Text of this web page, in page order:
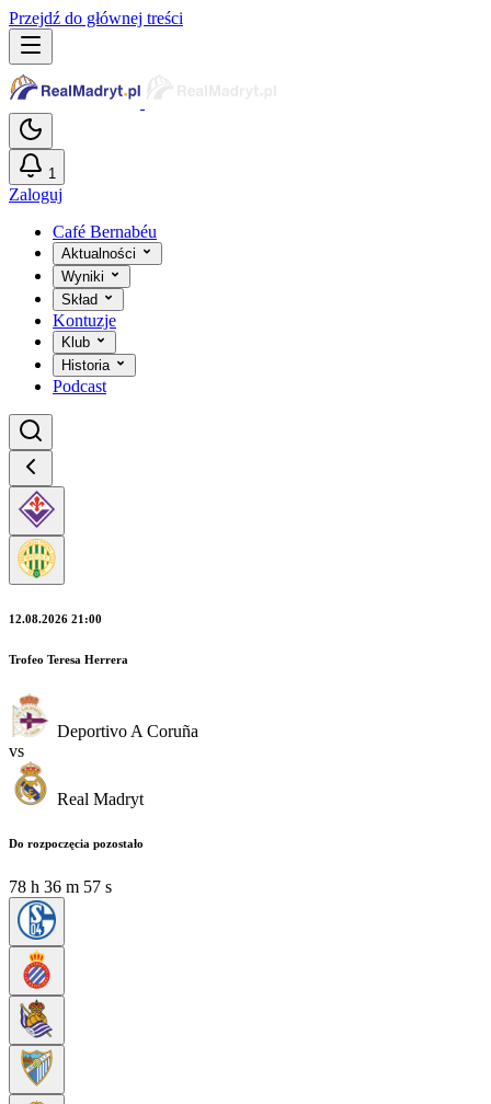
Przejdź do głównej treści
1
Zaloguj
Café Bernabéu
Aktualności
Wyniki
Skład
Kontuzje
Klub
Historia
Podcast
12.08.2026 21:00
Trofeo Teresa Herrera
Deportivo A Coruña
vs
Real Madryt
Do rozpoczęcia pozostało
78 h 36 m 55 s